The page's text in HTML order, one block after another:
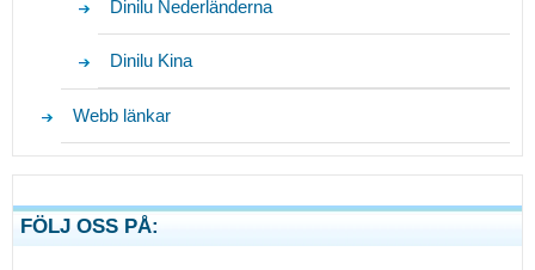
Dinilu Nederländerna
Dinilu Kina
Webb länkar
FÖLJ OSS PÅ: